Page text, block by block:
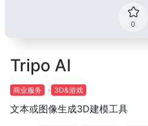
0
Tripo AI
商业服务 3D&游戏
文本或图像生成3D建模工具